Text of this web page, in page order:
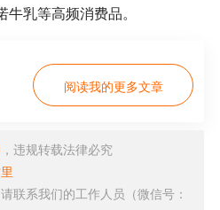
乳等高频消费品。
阅读我的更多文章
，违规转载法律必究
联系我们的工作人员（微信号：